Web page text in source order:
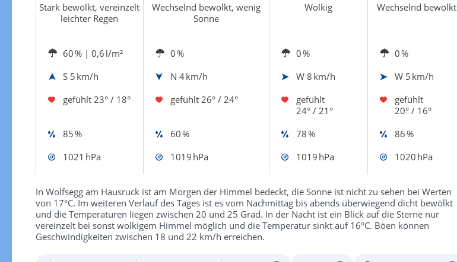
Stark bewölkt, vereinzelt
leichter Regen
Wechselnd bewölkt, wenig
Sonne
Wolkig Wechselnd bewölkt
60 % | 0,6 l/m² 0 % 0 %
0 %
S 5 km/h N 4 km/h W 8 km/h W 5 km/h
gefühlt 23° / 18° gefühlt 26° / 24°
gefühlt
24° / 21°
gefühlt
20° / 16°
85 %
60 % 78 %
86 %
1021 hPa
1019 hPa 1019 hPa 1020 hPa
In Wolfsegg am Hausruck ist am Morgen der Himmel bedeckt, die Sonne ist nicht zu sehen bei Werten
von 17°C. Im weiteren Verlauf des Tages ist es vom Nachmittag bis abends überwiegend dicht bewölkt
und die Temperaturen liegen zwischen 20 und 25 Grad. In der Nacht ist ein Blick auf die Sterne nur
vereinzelt bei sonst wolkigem Himmel möglich und die Temperatur sinkt auf 16°C. Böen können
Geschwindigkeiten zwischen 18 und 22 km/h erreichen.